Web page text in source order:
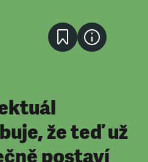
že teď už
postaví